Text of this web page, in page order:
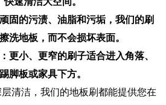
固的污渍、油脂和污垢，我们的刷
洗地板，而不会损坏表面。
更小、更窄的刷子适合进入角落、
踢脚板或家具下方。
清洁，我们的地板刷都能提供您在